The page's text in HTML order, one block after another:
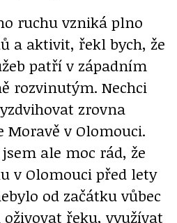
ruchu vzniká plno
a aktivit, řekl bych, že
patří v západním
rozvinutým. Nechci
zrovna
Moravě v Olomouci.
ale moc rád, že
v Olomouci před lety
od začátku vůbec
řeku, využívat